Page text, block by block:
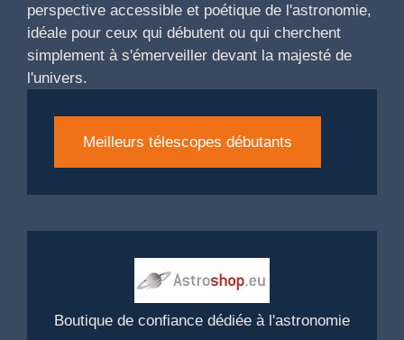
perspective accessible et poétique de l'astronomie,
idéale pour ceux qui débutent ou qui cherchent
simplement à s'émerveiller devant la majesté de
l'univers.
Meilleurs télescopes débutants
Boutique de confiance dédiée à l'astronomie